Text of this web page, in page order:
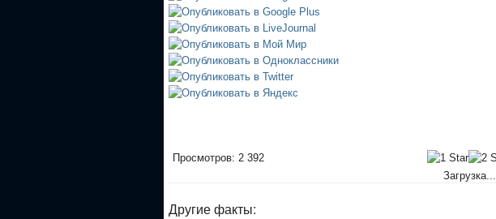
Просмотров: 2 392
Загрузка...
Другие факты: